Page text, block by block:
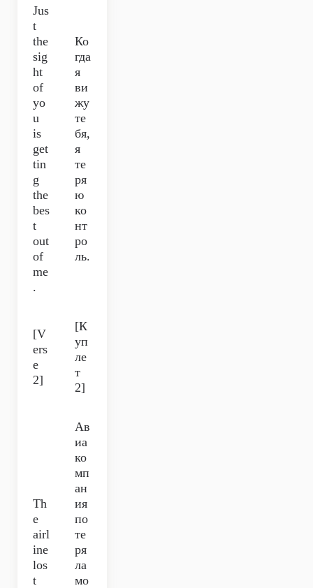
Jus
t
the
sig
ht
of
yo
u
is
get
tin
g
the
bes
t
out
of
me
.
Ко
гда
я
ви
жу
те
бя,
я
те
ря
ю
ко
нт
ро
ль.
[V
ers
e
2]
[К
уп
ле
т
2]
Th
e
airl
ine
los
t
Ав
иа
ко
мп
ан
ия
по
те
ря
ла
мо